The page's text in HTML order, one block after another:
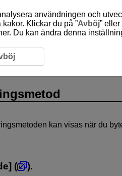
kan visas när du
] (
).
användningen och
Klickar du på ”Avböj”
Du kan ändra denna